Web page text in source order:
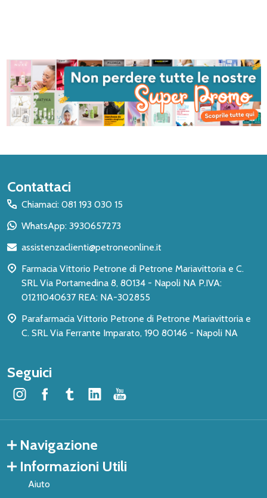
Inizio
del
piè
pagina
Contattaci
Chiamaci: 081 193 030 15
WhatsApp: 3930657273
assistenzaclienti@petroneonline.it
Farmacia Vittorio Petrone di Petrone Mariavittoria e C.
SRL Via Portamedina 8, 80134 - Napoli NA P.IVA:
01211040637 REA: NA-302855
Parafarmacia Vittorio Petrone di Petrone Mariavittoria e
C. SRL Via Ferrante Imparato, 190 80146 - Napoli NA
Seguici
Navigazione
Informazioni Utili
Aiuto